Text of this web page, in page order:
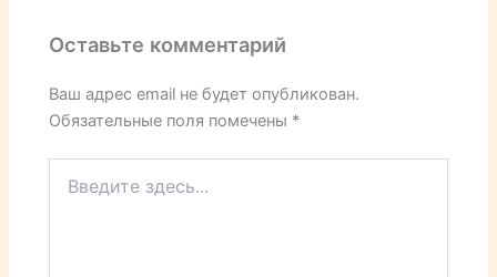
Оставьте комментарий
Ваш адрес email не будет опубликован.
Обязательные поля помечены *
здесь...